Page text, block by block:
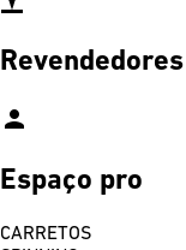
Revendedores
person
Espaço pro
CARRETOS